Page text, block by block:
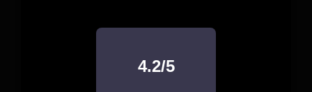
4.2/5